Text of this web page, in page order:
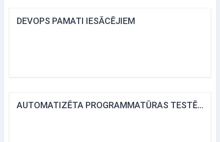
DEVOPS PAMATI IESĀCĒJIEM
AUTOMATIZĒTA PROGRAMMATŪRAS TESTĒŠANA